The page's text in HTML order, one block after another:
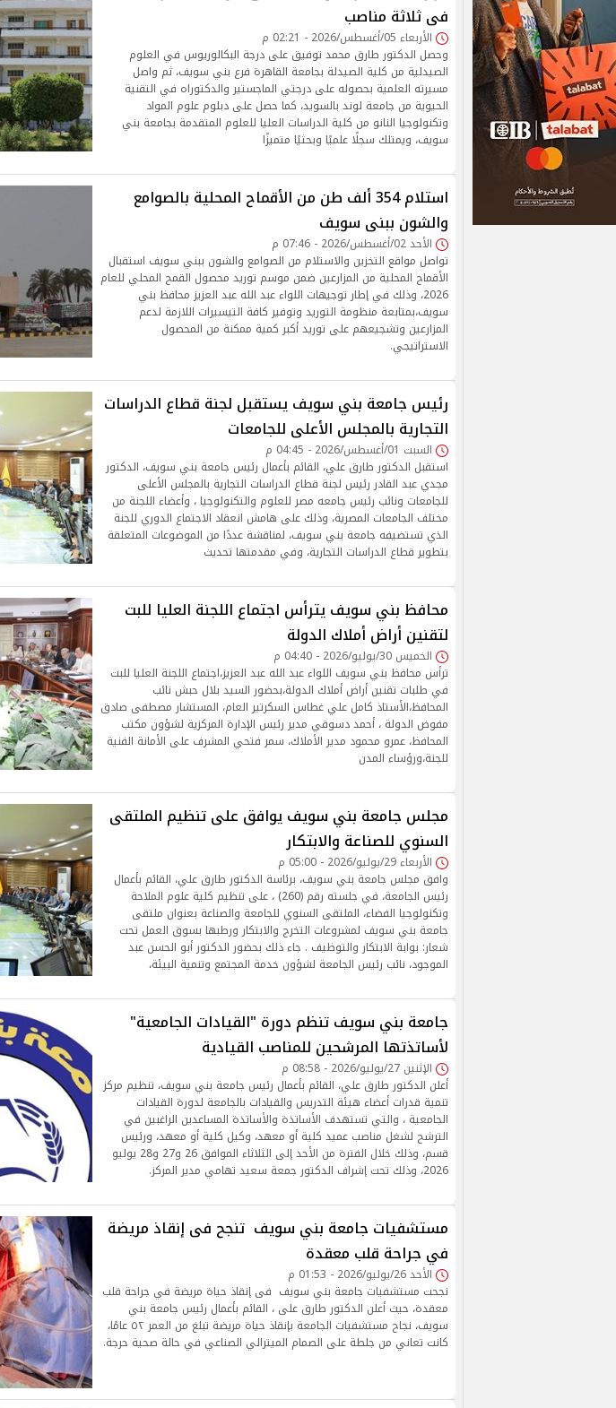
فى ثلاثة مناصب
الأربعاء 05/أغسطس/2026 - 02:21 م
وحصل الدكتور طارق محمد توفيق على درجة البكالوريوس في العلوم
الصيدلية من كلية الصيدلة بجامعة القاهرة فرع بني سويف، ثم واصل
مسيرته العلمية بحصوله على درجتي الماجستير والدكتوراه في التقنية
الحيوية من جامعة لوند بالسويد، كما حصل على دبلوم علوم المواد
وتكنولوجيا النانو من كلية الدراسات العليا للعلوم المتقدمة بجامعة بني
سويف، ويمتلك سجلًا علميًا وبحثيًا متميزًا
استلام 354 ألف طن من الأقماح المحلية بالصوامع
والشون ببنى سويف
الأحد 02/أغسطس/2026 - 07:46 م
تواصل مواقع التخزين والاستلام من الصوامع والشون ببني سويف استقبال
الأقماح المحلية من المزارعين ضمن موسم توريد محصول القمح المحلي للعام
2026، وذلك في إطار توجيهات اللواء عبد الله عبد العزيز محافظ بني
سويف،بمتابعة منظومة التوريد وتوفير كافة التيسيرات اللازمة لدعم
المزارعين وتشجيعهم على توريد أكبر كمية ممكنة من المحصول
الاستراتيجي.
رئيس جامعة بني سويف يستقبل لجنة قطاع الدراسات
التجارية بالمجلس الأعلى للجامعات
السبت 01/أغسطس/2026 - 04:45 م
استقبل الدكتور طارق علي، القائم بأعمال رئيس جامعة بني سويف، الدكتور
مجدي عبد القادر رئيس لجنة قطاع الدراسات التجارية بالمجلس الأعلى
للجامعات ونائب رئيس جامعه مصر للعلوم والتكنولوجيا ، وأعضاء اللجنة من
مختلف الجامعات المصرية، وذلك على هامش انعقاد الاجتماع الدوري للجنة
الذي تستضيفه جامعة بني سويف، لمناقشة عددًا من الموضوعات المتعلقة
بتطوير قطاع الدراسات التجارية، وفي مقدمتها تحديث
محافظ بني سويف يترأس اجتماع اللجنة العليا للبت
لتقنين أراض أملاك الدولة
الخميس 30/يوليو/2026 - 04:40 م
ترأس محافظ بني سويف اللواء عبد الله عبد العزيز،اجتماع اللجنة العليا للبت
في طلبات تقنين أراض أملاك الدولة،بحضور السيد بلال حبش نائب
المحافظ،الأستاذ كامل علي غطاس السكرتير العام، المستشار مصطفى صادق
مفوض الدولة ، أحمد دسوقي مدير رئيس الإدارة المركزية لشؤون مكتب
المحافظ، عمرو محمود مدير الأملاك، سمر فتحي المشرف على الأمانة الفنية
للجنة،ورؤساء المدن
مجلس جامعة بني سويف يوافق على تنظيم الملتقى
السنوي للصناعة والابتكار
الأربعاء 29/يوليو/2026 - 05:00 م
وافق مجلس جامعة بني سويف، برئاسة الدكتور طارق علي، القائم بأعمال
رئيس الجامعة، في جلسته رقم (260) ، على تنظيم كلية علوم الملاحة
وتكنولوجيا الفضاء، الملتقى السنوي للجامعة والصناعة بعنوان ملتقى
جامعة بني سويف لمشروعات التخرج والابتكار ورطبها بسوق العمل تحت
شعار: بوابة الابتكار والتوظيف . جاء ذلك بحضور الدكتور أبو الحسن عبد
الموجود، نائب رئيس الجامعة لشؤون خدمة المجتمع وتنمية البيئة،
جامعة بني سويف تنظم دورة "القيادات الجامعية"
لأساتذتها المرشحين للمناصب القيادية
الإثنين 27/يوليو/2026 - 08:58 م
أعلن الدكتور طارق علي، القائم بأعمال رئيس جامعة بني سويف، تنظيم مركز
تنمية قدرات أعضاء هيئة التدريس والقيادات بالجامعة لدورة القيادات
الجامعية ، والتي تستهدف الأساتذة والأساتذة المساعدين الراغبين في
الترشح لشغل مناصب عميد كلية أو معهد، وكيل كلية أو معهد، ورئيس
قسم، وذلك خلال الفترة من الأحد إلى الثلاثاء الموافق 26 و27 و28 يوليو
2026، وذلك تحت إشراف الدكتور جمعة سعيد تهامي مدير المركز.
مستشفيات جامعة بني سويف تنجح فى إنقاذ مريضة
في جراحة قلب معقدة
الأحد 26/يوليو/2026 - 01:53 م
نجحت مستشفيات جامعة بني سويف فى إنقاذ حياة مريضة في جراحة قلب
معقدة، حيث أعلن الدكتور طارق على ، القائم بأعمال رئيس جامعة بني
سويف، نجاح مستشفيات الجامعة بإنقاذ حياة مريضة تبلغ من العمر ٥٢ عامًا،
كانت تعاني من جلطة على الصمام الميترالي الصناعي في حالة صحية حرجة.